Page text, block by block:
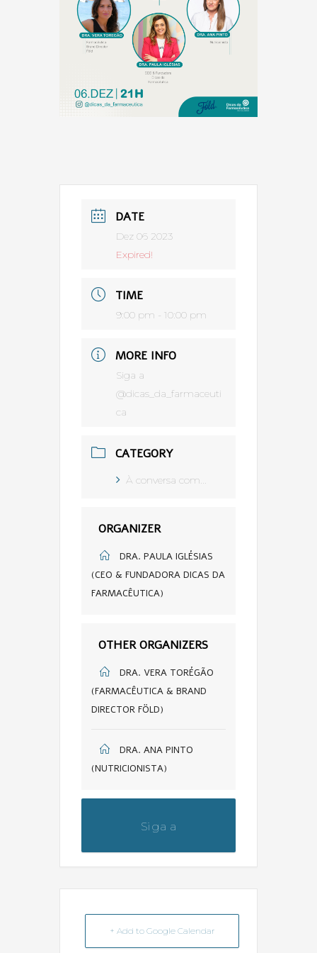
DATE
Dez 06 2023
Expired!
TIME
9:00 pm - 10:00 pm
MORE INFO
Siga a
@dicas_da_farmaceuti
ca
CATEGORY
À conversa com...
ORGANIZER
DRA. PAULA IGLÉSIAS
(CEO & FUNDADORA DICAS DA
FARMACÊUTICA)
OTHER ORGANIZERS
DRA. VERA TORÉGÃO
(FARMACÊUTICA & BRAND
DIRECTOR FÖLD)
DRA. ANA PINTO
(NUTRICIONISTA)
Siga a
+ Add to Google Calendar